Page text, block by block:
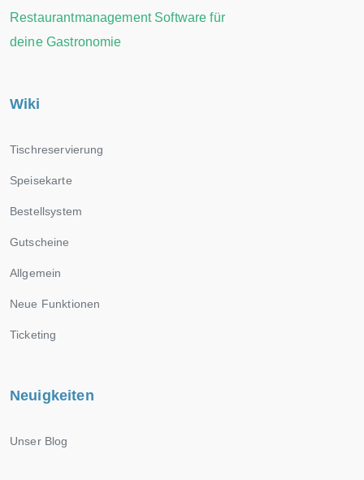
Restaurantmanagement Software für
deine Gastronomie
Wiki
Tischreservierung
Speisekarte
Bestellsystem
Gutscheine
Allgemein
Neue Funktionen
Ticketing
Neuigkeiten
Unser Blog